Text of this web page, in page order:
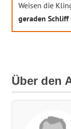
Weisen die
geraden Schliff
Über den